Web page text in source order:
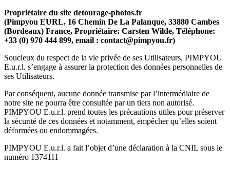
Propriétaire du site detourage-photos.fr
(Pimpyou EURL, 16 Chemin De La Palanque, 33880 Cambes
(Bordeaux) France, Propriétaire: Carsten Wilde, Téléphone:
+33 (0) 970 444 899, email : contact@pimpyou.fr)
Soucieux du respect de la vie privée de ses Utilisateurs, PIMPYOU
E.u.r.l. s’engage à assurer la protection des données personnelles de
ses Utilisateurs.
Par conséquent, aucune donnée transmise par l’intermédiaire de
notre site ne pourra être consultée par un tiers non autorisé.
PIMPYOU E.u.r.l. prend toutes les précautions utiles pour préserver
la sécurité de ces données et notamment, empêcher qu’elles soient
déformées ou endommagées.
PIMPYOU E.u.r.l. a fait l’objet d’une déclaration à la CNIL sous le
numéro 1374111